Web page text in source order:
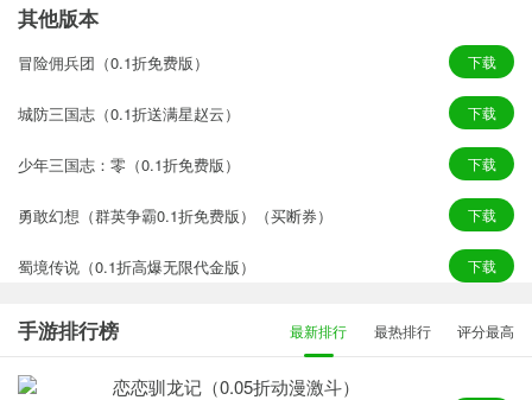
其他版本
冒险佣兵团（0.1折免费版） 下载
城防三国志（0.1折送满星赵云） 下载
少年三国志：零（0.1折免费版） 下载
勇敢幻想（群英争霸0.1折免费版）（买断券） 下载
蜀境传说（0.1折高爆无限代金版） 下载
手游排行榜 最新排行 最热排行 评分最高
恋恋驯龙记（0.05折动漫激斗）